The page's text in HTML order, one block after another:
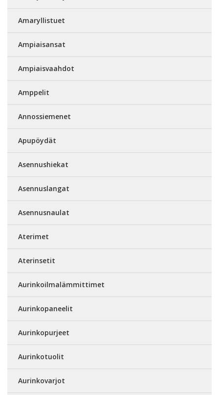
Amaryllistuet
Ampiaisansat
Ampiaisvaahdot
Amppelit
Annossiemenet
Apupöydät
Asennushiekat
Asennuslangat
Asennusnaulat
Aterimet
Aterinsetit
Aurinkoilmalämmittimet
Aurinkopaneelit
Aurinkopurjeet
Aurinkotuolit
Aurinkovarjot